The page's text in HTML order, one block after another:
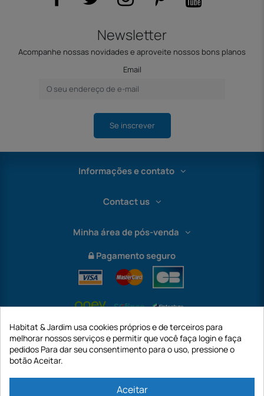
Newsletter
Acompanhe nossas novidades e aproveite nossos bons planos
Email
Se inscrever
Informações e contato
Contact us
Minha área de pós-venda
Pagamento seguro
Habitat & Jardim usa cookies próprios e de terceiros para
melhorar nossos serviços e permitir que você faça login e faça
pedidos Para dar seu consentimento para o uso, pressione o
botão Aceitar.
Aceitar